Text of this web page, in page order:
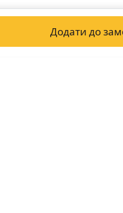
Додати до